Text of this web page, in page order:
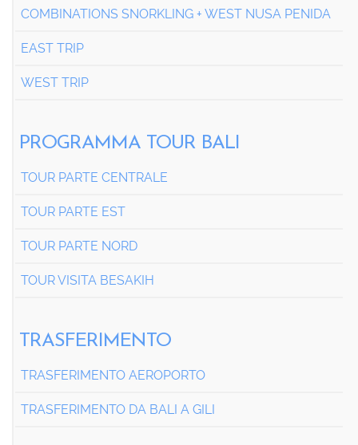
COMBINATIONS SNORKLING + WEST NUSA PENIDA
EAST TRIP
WEST TRIP
PROGRAMMA TOUR BALI
TOUR PARTE CENTRALE
TOUR PARTE EST
TOUR PARTE NORD
TOUR VISITA BESAKIH
TRASFERIMENTO
TRASFERIMENTO AEROPORTO
TRASFERIMENTO DA BALI A GILI